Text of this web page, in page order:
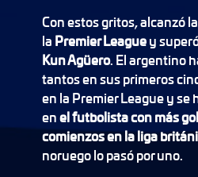
Con estos gritos, alcanzó
la Premier Leaguey
Kun Agüero. El argentino
tantos en sus primeros
en la Premier League y se
enel futbolista con más
comienzos en la liga
noruego lo pasó por uno.